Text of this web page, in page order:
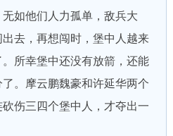
如他们人力孤单，敌兵大
去，再想闯时，堡中人越来
所幸堡中还没有放箭，还能
。摩云鹏魏豪和许延华两个
伤三四个堡中人，才夺出一